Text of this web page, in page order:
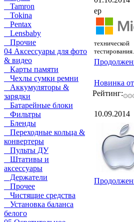
Tamron
Tokina
Pentax
Lensbaby
Прочие
04 Аксессуары для фото
& видео
Карты памяти
Чехлы сумки ремни
Аккумуляторы &
зарядки
Батарейные блоки
Фильтры
Бленды
Переходные кольца &
конвертеры
Пульты ДУ
Штативы и
аксессуары
Держатели
Прочее
Чистящие средства
Установка баланса
белого
ер
тестирования.
Новинка
Рейтинг:
10.09.2014